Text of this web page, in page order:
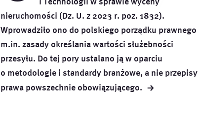
nieruchomości (Dz. U. z 2023 r. poz. 1832).
Wprowadziło ono do polskiego porządku prawnego
m.in. zasady określania wartości służebności
przesyłu. Do tej pory ustalano ją w oparciu
o metodologie i standardy branżowe, a nie przepisy
prawa powszechnie obowiązującego. →